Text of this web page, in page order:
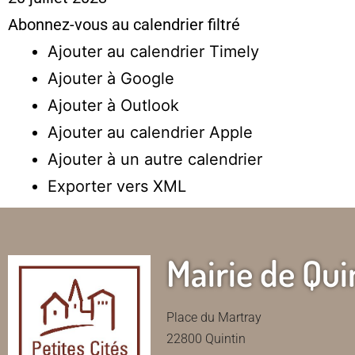
Abonnez-vous au calendrier filtré
Ajouter au calendrier Timely
Ajouter à Google
Ajouter à Outlook
Ajouter au calendrier Apple
Ajouter à un autre calendrier
Exporter vers XML
Mairie de
Place du Martray
22800 Quintin